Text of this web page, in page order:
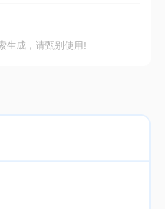
生成，请甄别使用!